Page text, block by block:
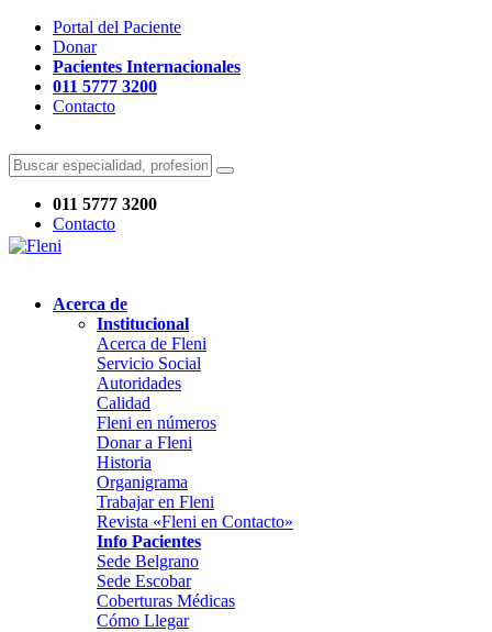
Portal del Paciente
Donar
Pacientes Internacionales
011 5777 3200
Contacto
011 5777 3200
Contacto
Acerca de
Institucional
Acerca de Fleni
Servicio Social
Autoridades
Calidad
Fleni en números
Donar a Fleni
Historia
Organigrama
Trabajar en Fleni
Revista «Fleni en Contacto»
Info Pacientes
Sede Belgrano
Sede Escobar
Coberturas Médicas
Cómo Llegar